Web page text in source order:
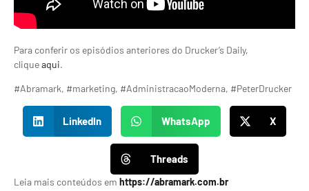
Para conferir os episódios anteriores do Drucker’s Daily,
cliqueaqui.
#Abramark, #marketing, #AdministracaoModerna, #PeterDrucker
LinkedIn WhatsApp X
Threads
Leia mais conteúdos em https://abramark.com.br